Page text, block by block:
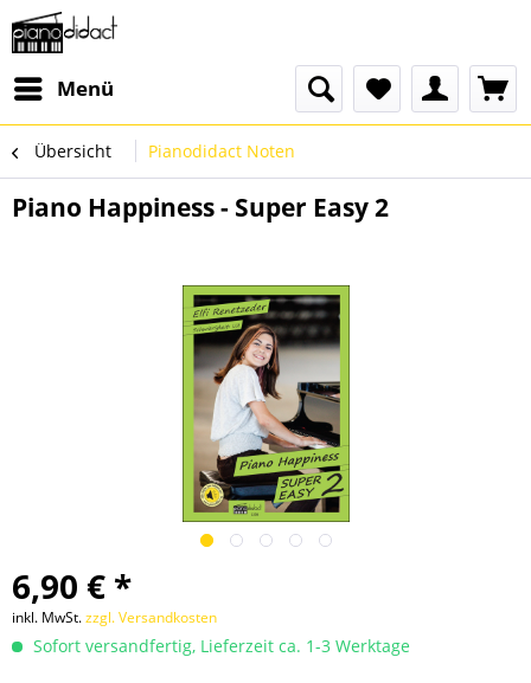
Menü
Übersicht Pianodidact Noten
Piano Happiness - Super Easy 2
6,90 € *
inkl. MwSt.zzgl. Versandkosten
Sofort versandfertig, Lieferzeit ca. 1-3 Werktage